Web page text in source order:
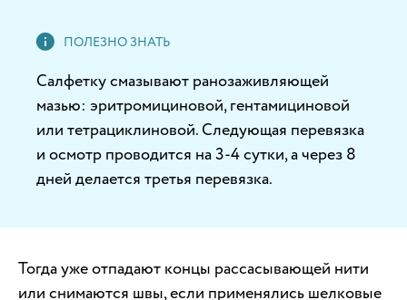
Салфетку смазывают ранозаживляющей
мазью: эритромициновой, гентамициновой
или тетрациклиновой. Следующая перевязка
и осмотр проводится на 3-4 сутки, а через 8
дней делается третья перевязка.
Тогда уже отпадают концы рассасывающей нити
или снимаются швы, если применялись шелковые